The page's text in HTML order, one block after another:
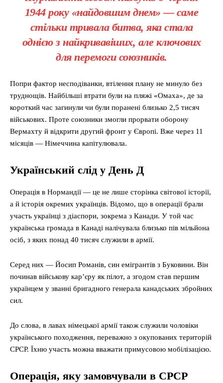
1944 року «найдовшим днем» — саме
стільки тривала битва, яка стала
однією з найкривавіших, але ключових
для перемоги союзників.
Попри фактор несподіванки, втілення плану не минуло без
труднощів. Найбільші втрати були на пляжі «Омаха», де за
короткий час загинули чи були поранені близько 2,5 тисяч
військових. Проте союзники змогли прорвати оборону
Вермахту й відкрити другий фронт у Європі. Вже через 11
місяців — Німеччина капітулювала.
Український слід у День Д
Операція в Нормандії — це не лише сторінка світової історії,
а й історія окремих українців. Відомо, що в операції брали
участь українці з діаспори, зокрема з Канади. У той час
українська громада в Канаді налічувала близько пів мільйона
осіб, з яких понад 40 тисяч служили в армії.
Серед них — Йосип Романів, син емігрантів з Буковини. Він
починав військову кар’єру як пілот, а згодом став першим
українцем у званні бригадного генерала канадських збройних
сил.
До слова, в лавах німецької армії також служили чоловіки
українського походження, переважно з окупованих територій
СРСР. Їхню участь можна вважати примусовою мобілізацією.
Операція, яку замовчували в СРСР